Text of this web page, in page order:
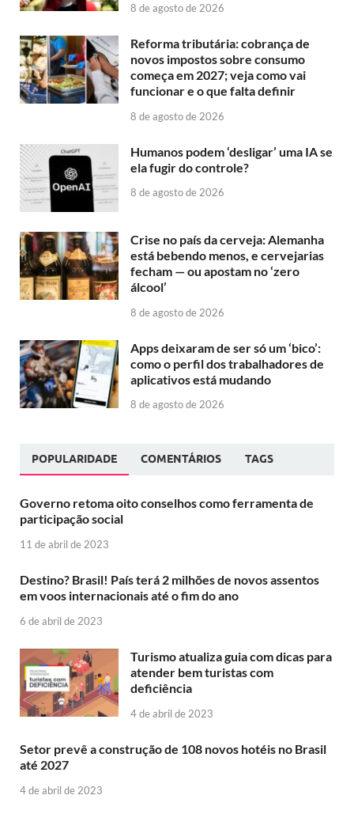
8 de agosto de 2026
Reforma tributária: cobrança de
novos impostos sobre consumo
começa em 2027; veja como vai
funcionar e o que falta definir
8 de agosto de 2026
Humanos podem ‘desligar’ uma IA se
ela fugir do controle?
8 de agosto de 2026
Crise no país da cerveja: Alemanha
está bebendo menos, e cervejarias
fecham — ou apostam no ‘zero
álcool’
8 de agosto de 2026
Apps deixaram de ser só um ‘bico’:
como o perfil dos trabalhadores de
aplicativos está mudando
8 de agosto de 2026
POPULARIDADE COMENTÁRIOS TAGS
Governo retoma oito conselhos como ferramenta de
participação social
11 de abril de 2023
Destino? Brasil! País terá 2 milhões de novos assentos
em voos internacionais até o fim do ano
6 de abril de 2023
Turismo atualiza guia com dicas para
atender bem turistas com
deficiência
4 de abril de 2023
Setor prevê a construção de 108 novos hotéis no Brasil
até 2027
4 de abril de 2023